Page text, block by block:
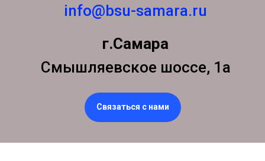
info@bsu-samara.ru
г.Самара
Смышляевское шоссе, 1а
Связаться с нами